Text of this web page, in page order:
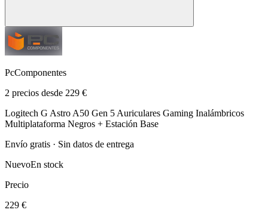
PcComponentes
2 precios desde 229 €
Logitech G Astro A50 Gen 5 Auriculares Gaming Inalámbricos
Multiplataforma Negros + Estación Base
Envío gratis · Sin datos de entrega
NuevoEn stock
Precio
229 €